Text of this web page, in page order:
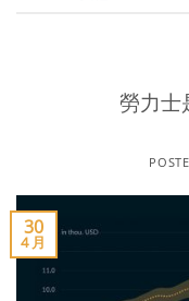
勞力士
30
4 月